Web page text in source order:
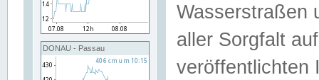
DONAU - Passau
Wasserstraßen
aller Sorgfalt
veröffentlichten